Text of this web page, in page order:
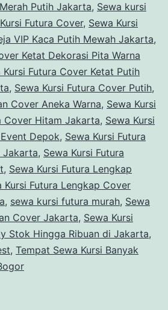
Putih Jakarta, Sewa kursi
Futura Cover, Sewa Kursi
VIP Kaca Putih Mewah Jakarta,
Ketat Dekorasi Pita Warna
Kursi Futura Cover Ketat Putih
, Sewa Kursi Futura Cover Putih,
Cover Aneka Warna, Sewa Kursi
Cover Hitam Jakarta, Sewa Kursi
Depok, Sewa Kursi Futura
Jakarta, Sewa Kursi Futura
, Sewa Kursi Futura Lengkap
Kursi Futura Lengkap Cover
, sewa kursi futura murah, Sewa
Cover Jakarta, Sewa Kursi
Stok Hingga Ribuan di Jakarta,
, Tempat Sewa Kursi Banyak